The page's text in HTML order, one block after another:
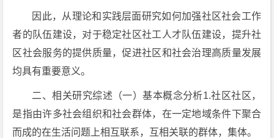
因此，从理论和实践层面研究如何加强社区社会工作
者的队伍建设，对于稳定社区社工人才队伍建设，提升社
区社会服务的提供质量，促进社区和社会治理高质量发展
均具有重要意义。
二、相关研究综述（一）基本概念分析1.社区社区，
是指由许多社会组织和社会群体，在一定地域条件下聚合
而成的在生活问题上相互联系，互相关联的群体，集体。